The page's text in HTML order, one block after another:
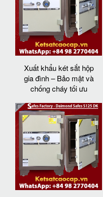
Xuất khẩu két sắt hộp
gia đình – Bảo mật và
chống cháy tối ưu